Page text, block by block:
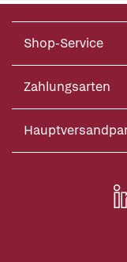
Shop-Service
Zahlungsarten